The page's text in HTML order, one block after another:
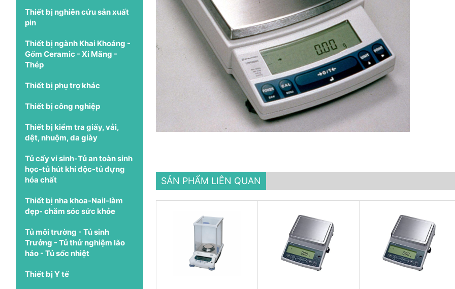
Thiết bị nghiên cứu sản xuất
pin
Thiết bị ngành Khai Khoáng -
Gốm Ceramic - Xi Măng -
Thép
Thiết bị phụ trợ khác
Thiết bị công nghiệp
Thiết bị kiểm tra giấy, vải,
dệt, nhuộm, da giày
Tủ cấy vi sinh-Tủ an toàn sinh
học-tủ hút khí độc-tủ đựng
hóa chất
Thiết bị nha khoa-Nail-làm
đẹp- chăm sóc sức khỏe
Tủ môi trường - Tủ sinh
Trưởng - Tủ thử nghiệm lão
háo - Tủ sốc nhiệt
Thiết bị Y tế
SẢN PHẨM LIÊN QUAN